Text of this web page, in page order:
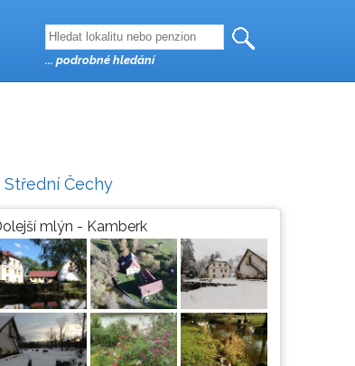
Střední Čechy
... podrobné hledání